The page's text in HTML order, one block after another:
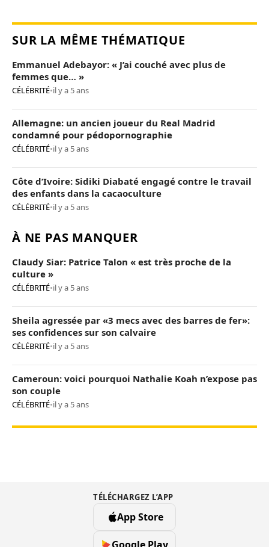
SUR LA MÊME THÉMATIQUE
Emmanuel Adebayor: « J’ai couché avec plus de
femmes que… »
CÉLÉBRITÉ•il y a 5 ans
Allemagne: un ancien joueur du Real Madrid
condamné pour pédopornographie
CÉLÉBRITÉ•il y a 5 ans
Côte d’Ivoire: Sidiki Diabaté engagé contre le travail
des enfants dans la cacaoculture
CÉLÉBRITÉ•il y a 5 ans
À NE PAS MANQUER
Claudy Siar: Patrice Talon « est très proche de la
culture »
CÉLÉBRITÉ•il y a 5 ans
Sheila agressée par «3 mecs avec des barres de fer»:
ses confidences sur son calvaire
CÉLÉBRITÉ•il y a 5 ans
Cameroun: voici pourquoi Nathalie Koah n’expose pas
son couple
CÉLÉBRITÉ•il y a 5 ans
TÉLÉCHARGEZ L’APP
App Store